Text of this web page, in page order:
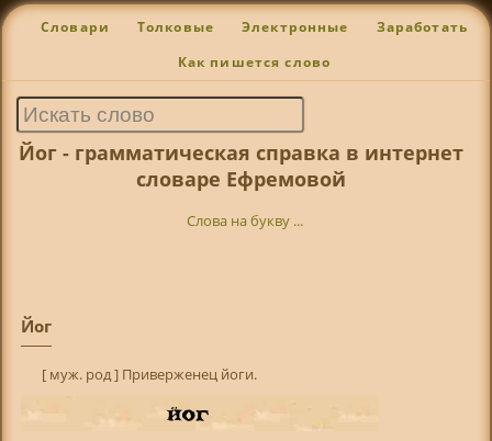
Словари Толковые Электронные Заработать
Как пишется слово
Йог - грамматическая справка в интернет
словаре Ефремовой
Слова на букву ...
Йог
[ муж. род ] Приверженец йоги.